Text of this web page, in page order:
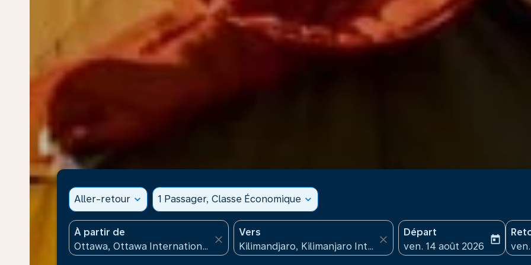
Aller-retour expand_more 1 Passager, Classe Économique expand_more
À partir de
close
Vers
close
Départ
fc-booking-departure-
ven. 14 août 2026
today
fc-